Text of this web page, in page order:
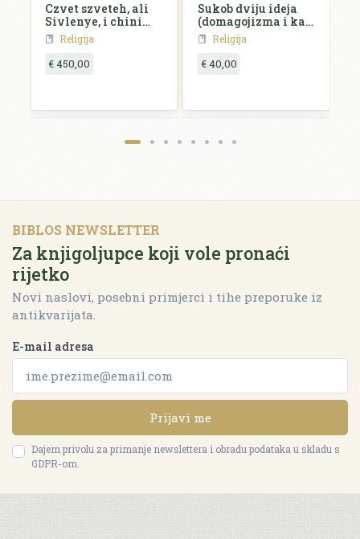
Czvet szveteh, ali
Sivlenye, i chini
szvetczev,...
Religija
€ 450,00
Sukob dviju ideja
(domagojizma i kat.
akcije) u hrvatskom
katolicizmu
Religija
€ 40,00
BIBLOS NEWSLETTER
Za knjigoljupce koji vole pronaći
rijetko
Novi naslovi, posebni primjerci i tihe preporuke iz
antikvarijata.
E-mail adresa
Prijavi me
Dajem privolu za primanje newslettera i obradu podataka u skladu s
GDPR-om.